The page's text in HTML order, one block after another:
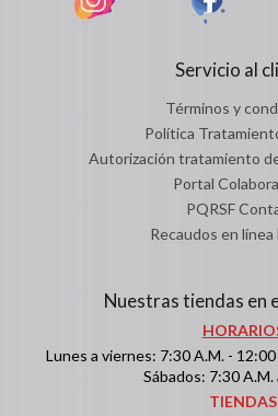
Servicio al
Términos y
Política
Autorización tratamiento
Portal
PQRSF
Recaudos en
Nuestras tiendas en
Lunes a viernes: 7:30 A.M. - 12:00
Sábados: 7:30 A.M.